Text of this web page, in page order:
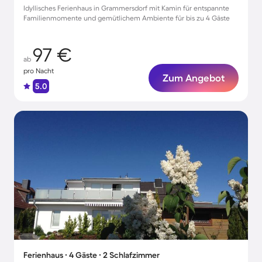
Idyllisches Ferienhaus in Grammersdorf mit Kamin für entspannte
Familienmomente und gemütlichem Ambiente für bis zu 4 Gäste
ab 97 €
pro Nacht
5.0
Zum Angebot
Ferienhaus ∙ 4 Gäste ∙ 2 Schlafzimmer